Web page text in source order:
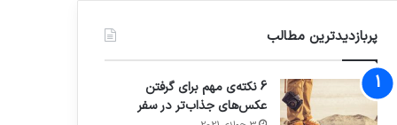
پربازدیدترین مطالب
6 نکته‌ی مهم برای گرفتن
عکس‌های جذاب‌تر در سفر